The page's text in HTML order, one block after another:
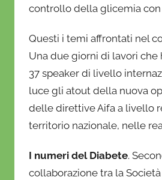
o
controllo della glicemia
Questi i temi affrontati nel
Una due giorni di lavori
37 speaker di livello
luce gli atout della nuova
delle direttive Aifa a livello
territorio nazionale, nelle
I numeri del Diabete.
collaborazione tra la